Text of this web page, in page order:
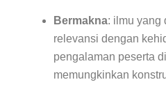
Bermakna: ilmu yang
relevansi dengan
pengalaman peserta
memungkinkan